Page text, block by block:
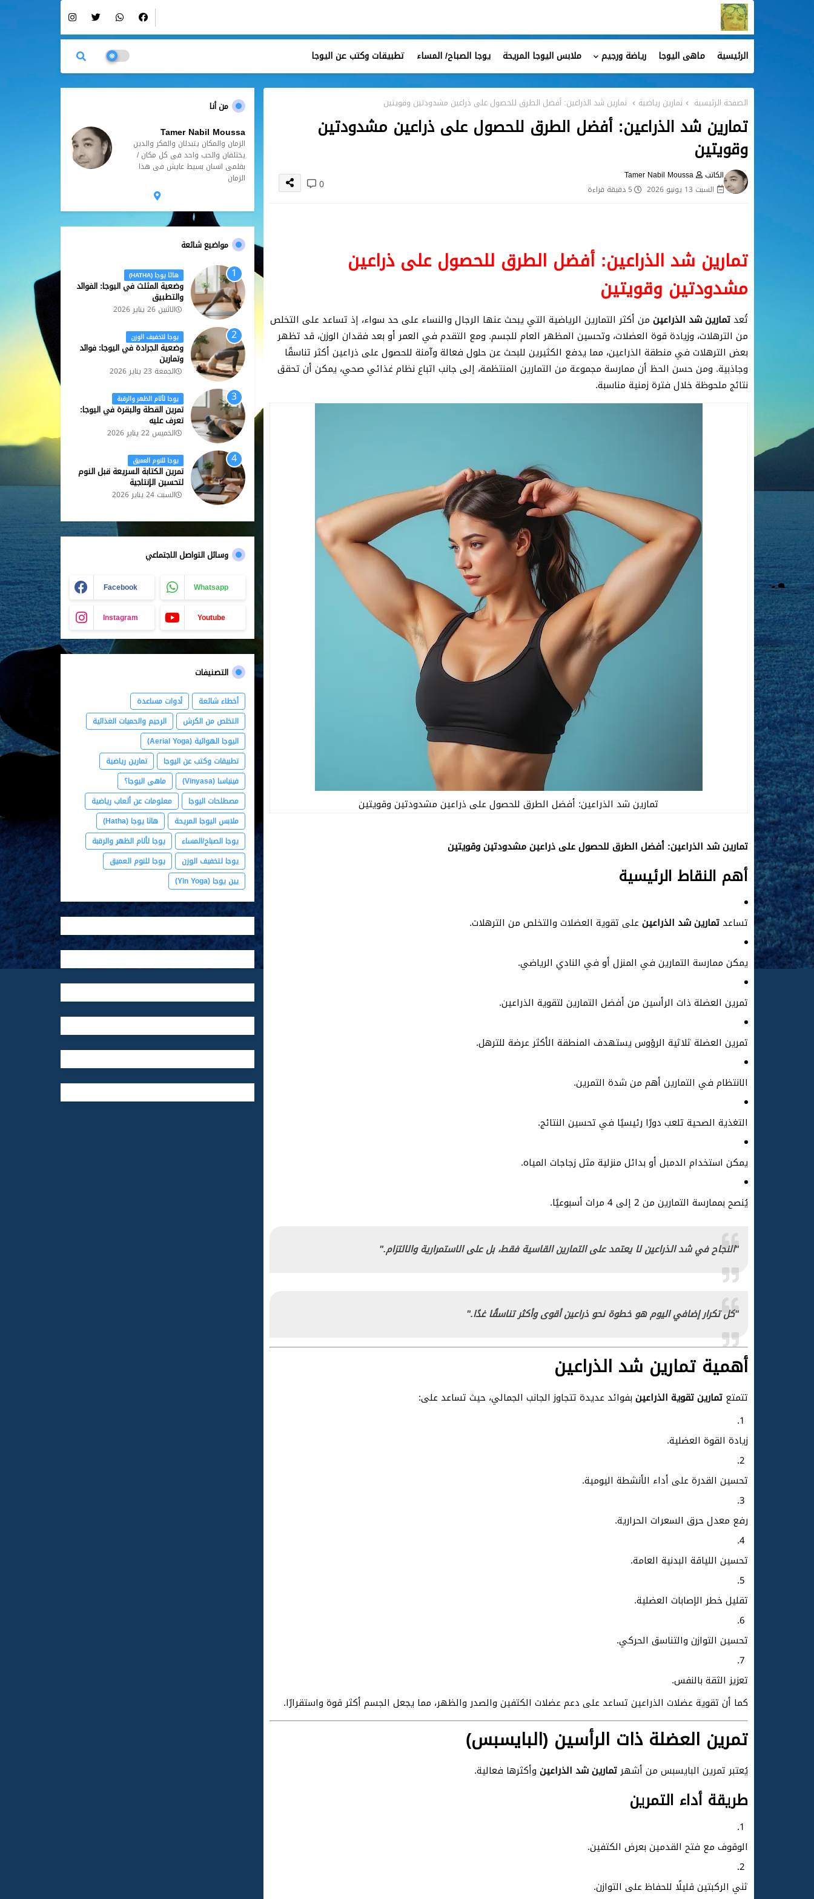
الرئيسية ماهى اليوجا رياضة ورجيم ملابس اليوجا المريحة يوجا الصباح/ المساء تطبيقات وكتب عن اليوجا
الصفحة الرئيسية تمارين رياضية تمارين شد الذراعين: أفضل الطرق للحصول على ذراعين مشدودتين وقويتين
تمارين شد الذراعين: أفضل الطرق للحصول على ذراعين مشدودتين
وقويتين
الكاتب
Tamer Nabil Moussa
السبت 13 يونيو 2026
5 دقيقة قراءة 0
تمارين شد الذراعين: أفضل الطرق للحصول على ذراعين
مشدودتين وقويتين
تُعد تمارين شد الذراعين من أكثر التمارين الرياضية التي يبحث عنها الرجال والنساء على حد سواء، إذ تساعد على التخلص
من الترهلات، وزيادة قوة العضلات، وتحسين المظهر العام للجسم. ومع التقدم في العمر أو بعد فقدان الوزن، قد تظهر
بعض الترهلات في منطقة الذراعين، مما يدفع الكثيرين للبحث عن حلول فعالة وآمنة للحصول على ذراعين أكثر تناسقًا
وجاذبية. ومن حسن الحظ أن ممارسة مجموعة من التمارين المنتظمة، إلى جانب اتباع نظام غذائي صحي، يمكن أن تحقق
نتائج ملحوظة خلال فترة زمنية مناسبة.
تمارين شد الذراعين: أفضل الطرق للحصول على ذراعين مشدودتين وقويتين
تمارين شد الذراعين: أفضل الطرق للحصول على ذراعين مشدودتين وقويتين
أهم النقاط الرئيسية
تساعدتمارين شد الذراعين على تقوية العضلات والتخلص من الترهلات.
يمكن ممارسة التمارين في المنزل أو في النادي الرياضي.
تمرين العضلة ذات الرأسين من أفضل التمارين لتقوية الذراعين.
تمرين العضلة ثلاثية الرؤوس يستهدف المنطقة الأكثر عرضة للترهل.
الانتظام في التمارين أهم من شدة التمرين.
التغذية الصحية تلعب دورًا رئيسيًا في تحسين النتائج.
يمكن استخدام الدمبل أو بدائل منزلية مثل زجاجات المياه.
يُنصح بممارسة التمارين من 2 إلى 4 مرات أسبوعيًا.
"النجاح في شد الذراعين لا يعتمد على التمارين القاسية فقط، بل على الاستمرارية والالتزام."
"كل تكرار إضافي اليوم هو خطوة نحو ذراعين أقوى وأكثر تناسقًا غدًا."
أهمية تمارين شد الذراعين
تتمتعتمارين تقوية الذراعين بفوائد عديدة تتجاوز الجانب الجمالي، حيث تساعد على:
زيادة القوة العضلية.
تحسين القدرة على أداء الأنشطة اليومية.
رفع معدل حرق السعرات الحرارية.
تحسين اللياقة البدنية العامة.
تقليل خطر الإصابات العضلية.
تحسين التوازن والتناسق الحركي.
تعزيز الثقة بالنفس.
كما أن تقوية عضلات الذراعين تساعد على دعم عضلات الكتفين والصدر والظهر، مما يجعل الجسم أكثر قوة واستقرارًا.
تمرين العضلة ذات الرأسين (البايسبس)
يُعتبر تمرين البايسبس من أشهرتمارين شد الذراعين وأكثرها فعالية.
طريقة أداء التمرين
الوقوف مع فتح القدمين بعرض الكتفين.
ثني الركبتين قليلًا للحفاظ على التوازن.
من أنا
Tamer Nabil Moussa
الزمان والمكان يتبدلان والفكر والدين
يختلفان والحب واحد فى كل مكان /
بقلمى انسان بسيط عايش فى هذا
الزمان
مواضيع شائعة
هاثا يوجا (HATHA)
وضعية المثلث في اليوجا: الفوائد
والتطبيق
الاثنين 26 يناير 2026
يوجا لتخفيف الوزن
وضعية الجرادة في اليوجا: فوائد
وتمارين
الجمعة 23 يناير 2026
يوجا لألام الظهر والرقبة
تمرين القطة والبقرة في اليوجا:
تعرف عليه
الخميس 22 يناير 2026
يوجا للنوم العميق
تمرين الكتابة السريعة قبل النوم
لتحسين الإنتاجية
السبت 24 يناير 2026
وسائل التواصل الاجتماعي
Facebook Whatsapp
Instagram Youtube
التصنيفات
أخطاء شائعة
أدوات مساعدة
التخلص من الكرش
الرجيم والحميات الغذائية
اليوجا الهوائية (Aerial Yoga)
تطبيقات وكتب عن اليوجا
تمارين رياضية
فينياسا (Vinyasa)
ماهى اليوجا؟
مصطلحات اليوجا
معلومات عن ألعاب رياضية
ملابس اليوجا المريحة
هاثا يوجا (Hatha)
يوجا الصباح/المساء
يوجا لألام الظهر والرقبة
يوجا لتخفيف الوزن
يوجا للنوم العميق
يين يوجا (Yin Yoga)